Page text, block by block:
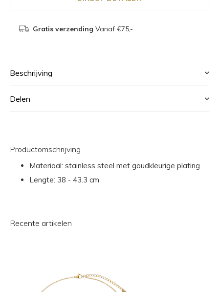
Gratis verzending Vanaf €75,-
Beschrijving
Delen
Productomschrijving
Materiaal: stainless steel met goudkleurige plating
Lengte: 38 - 43.3 cm
Recente artikelen